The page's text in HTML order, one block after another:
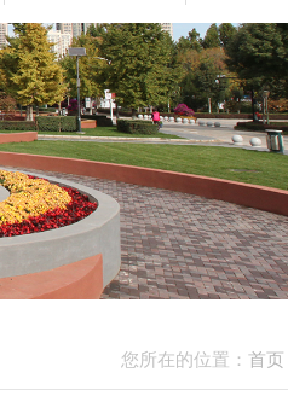
您所在的位置： 首页